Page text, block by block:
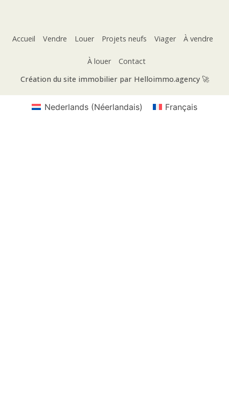
Accueil Vendre Louer Projets neufs Viager À vendre
À louer
Contact
Création du site immobilier par Helloimmo.agency 🚀
Nederlands(Néerlandais) Français